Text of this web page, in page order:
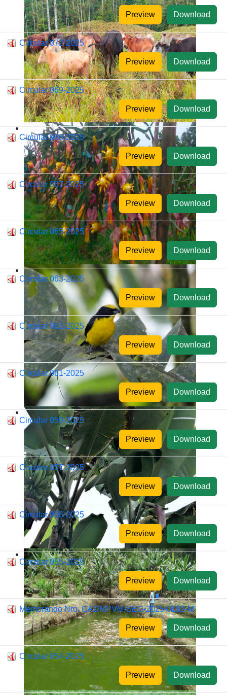
Download
Preview
Circular 072-2025
Download
Preview
Circular 069-2025
Download
Preview
Circular 068-2025
Download
Preview
Circular 067-2025
Download
Preview
Circular 065-2025
Download
Preview
Circular 063-2025
Download
Preview
Circular 062-2025
Download
Preview
Circular 061-2025
Download
Preview
Circular 059-2025
Download
Preview
Circular 057-2025
Download
Preview
Circular 056-2025
Download
Preview
Circular 055-2025
Download
Preview
Memorando Nro. GADMPVM-SEG-2025-0182-M
Download
Preview
Circular 054-2025
Download
Preview